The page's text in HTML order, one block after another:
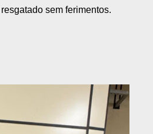
sem ferimentos.